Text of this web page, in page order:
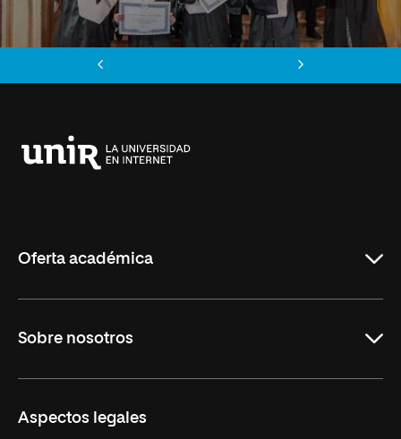
Oferta académica
Másteres Oficiales
Doctorados
Sobre nosotros
Facultades
Aspectos legales